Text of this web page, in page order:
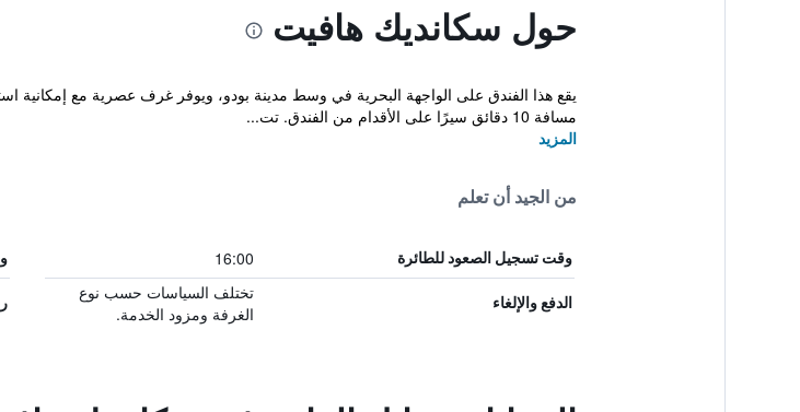
حول سكانديك هافيت
يقع هذا الفندق على الواجهة البحرية في وسط مدينة بودو، ويوفر غرف عصرية مع
مسافة 10 دقائق سيرًا على الأقدام من الفندق. تت...
المزيد
من الجيد أن تعلم
وقت تسجيل الصعود للطائرة 16:00
الدفع والإلغاء
تختلف السياسات حسب نوع
الغرفة ومزود الخدمة.